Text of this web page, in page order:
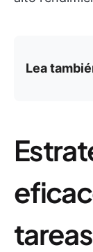
Lea